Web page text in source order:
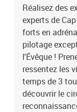
personnalisé, un
tours sur le circuit
Réalisez des
experts de
forts en
pilotage
l'Évêque !
ressentez les
temps de 3
découvrir le